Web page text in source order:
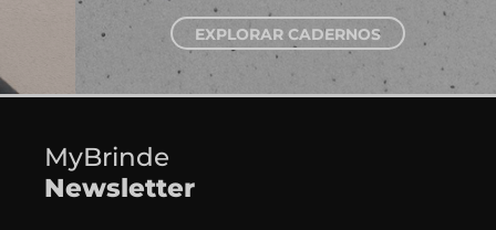
EXPLORAR CADERNOS
MyBrinde
Newsletter